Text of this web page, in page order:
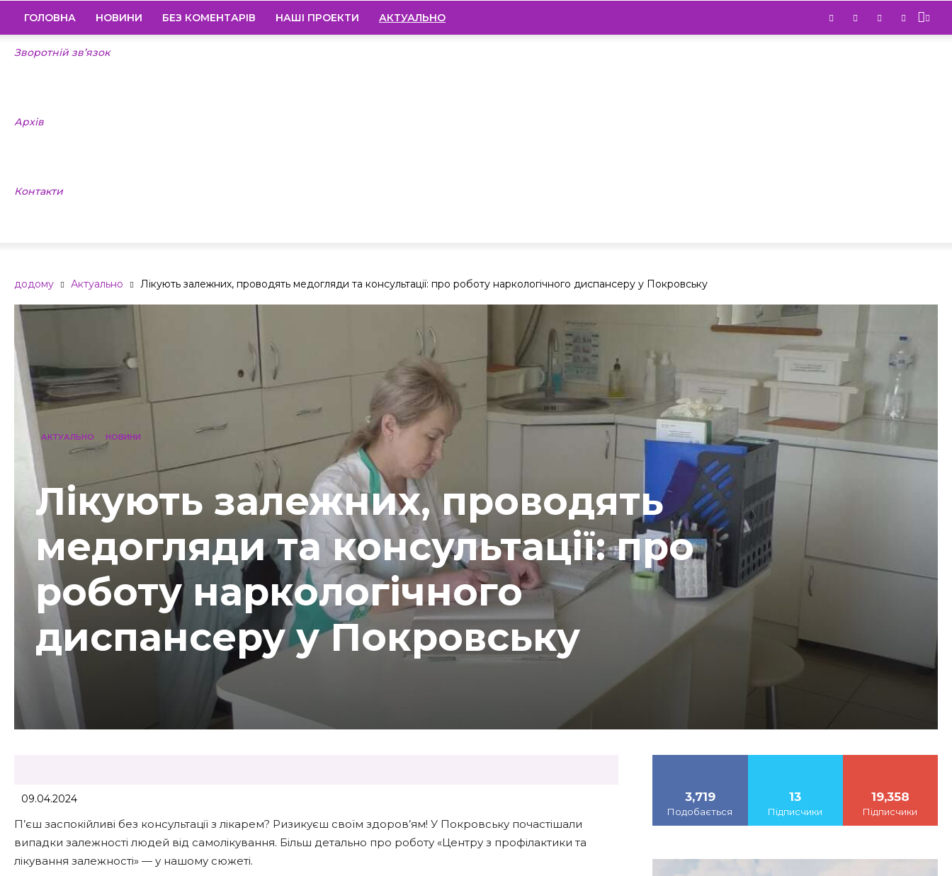
ГОЛОВНА НОВИНИ БЕЗ КОМЕНТАРІВ НАШІ ПРОЕКТИ АКТУАЛЬНО
Зворотній зв’язок
Архів
Контакти
додому Актуально Лікують залежних, проводять медогляди та консультації: про роботу наркологічного диспансеру у Покровську
АКТУАЛЬНО НОВИНИ
Лікують залежних, проводять
медогляди та консультації: про
роботу наркологічного
диспансеру у Покровську
09.04.2024
П’єш заспокійливі без консультації з лікарем? Ризикуєш своїм здоров’ям! У Покровську почастішали
випадки залежності людей від самолікування. Більш детально про роботу «Центру з профілактики та
лікування залежності» — у нашому сюжеті.
3,719
Подобається
13
Підписчики
19,358
Підписчики